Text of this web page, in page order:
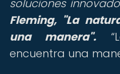
soluciones
Fleming, "La
una manera".
encuentra una